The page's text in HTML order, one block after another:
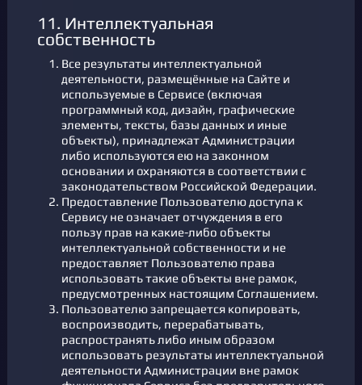
11. Интеллектуальная
собственность
Все результаты интеллектуальной
деятельности, размещённые на Сайте и
используемые в Сервисе (включая
программный код, дизайн, графические
элементы, тексты, базы данных и иные
объекты), принадлежат Администрации
либо используются ею на законном
основании и охраняются в соответствии с
законодательством Российской Федерации.
Предоставление Пользователю доступа к
Сервису не означает отчуждения в его
пользу прав на какие-либо объекты
интеллектуальной собственности и не
предоставляет Пользователю права
использовать такие объекты вне рамок,
предусмотренных настоящим Соглашением.
Пользователю запрещается копировать,
воспроизводить, перерабатывать,
распространять либо иным образом
использовать результаты интеллектуальной
деятельности Администрации вне рамок